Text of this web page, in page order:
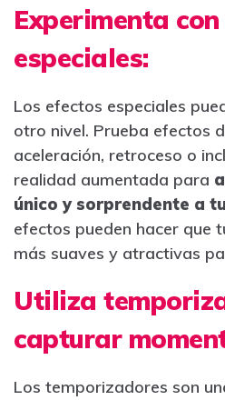
Experimenta
especiales:
Los efectos especiales
otro nivel. Prueba efectos
aceleración, retroceso o
realidad aumentada para
único y sorprendente a
efectos pueden hacer que
más suaves y atractivas
Utiliza
capturar
Los temporizadores son